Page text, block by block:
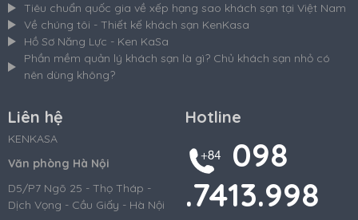
Tiêu chuẩn quốc gia về xếp hạng sao khách sạn tại Việt Nam
Về chúng tôi - Thiết kế khách sạn KenKasa
Hồ Sơ Năng Lực - Ken KaSa
Phần mềm quản lý khách sạn là gì? Chủ khách sạn nhỏ có
nên dùng không?
Liên hệ
KENKASA
Văn phòng Hà Nội
D5/P7 Ngõ 25 - Thọ Tháp -
Dịch Vọng - Cầu Giấy - Hà Nội
Hotline
098
.7413.998